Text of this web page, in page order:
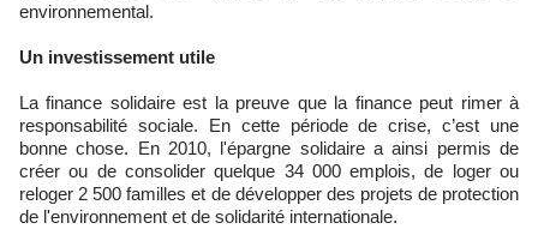
environnemental.
Un investissement utile
La finance solidaire est la preuve que la finance peut rimer à
responsabilité sociale. En cette période de crise, c’est une
bonne chose. En 2010, l'épargne solidaire a ainsi permis de
créer ou de consolider quelque 34 000 emplois, de loger ou
reloger 2 500 familles et de développer des projets de protection
de l'environnement et de solidarité internationale.